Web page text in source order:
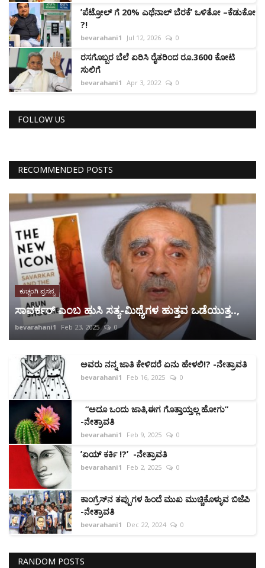
ʼಪೆಟ್ರೋಲ್‌ ಗೆ 20% ಎಥೆನಾಲ್ ಬೆರಕೆʼ ಒಳಿತೋ –ಕೆಡುಕೋ
?!
bevarahani1 Jul 12, 2026 0
ರಸಗೊಬ್ಬರ ಬೆಲೆ ಏರಿಸಿ ರೈತರಿಂದ ರೂ.3600 ಕೋಟಿ
ಸುಲಿಗೆ
bevarahani1 Apr 3, 2022 0
FOLLOW US
RECOMMENDED POSTS
ಕುಚ್ಚಂಗಿ ಪ್ರಸನ್ನ
ಸಾವರ್ಕರ್ ಎಂಬ ಹುಸಿ ಸತ್ಯ-ಮಿಥ್ಯೆಗಳ ಹುತ್ತವ ಒಡೆಯುತ್ತ..,
bevarahani1 Feb 23, 2025 0
ಅವರು ನನ್ನ ಜಾತಿ ಕೇಳಿದರೆ ಏನು ಹೇಳಲಿ!? -ನೇತ್ರಾವತಿ
bevarahani1 Feb 16, 2025 0
“ಅದೂ ಒಂದು ಜಾತಿ,ಈಗ ಗೊತ್ತಾಯ್ತಲ್ಲ ಹೋಗು”
-ನೇತ್ರಾವತಿ
bevarahani1 Feb 9, 2025 0
ʼಏಯ್ ಕರ್ಕಿ !?ʼ -ನೇತ್ರಾವತಿ
bevarahani1 Feb 2, 2025 0
ಕಾಂಗ್ರೆಸ್‌ನ ತಪ್ಪುಗಳ ಹಿಂದೆ ಮುಖ ಮುಚ್ಚಿಕೊಳ್ಳುವ ಬಿಜೆಪಿ
-ನೇತ್ರಾವತಿ
bevarahani1 Dec 22, 2024 0
RANDOM POSTS